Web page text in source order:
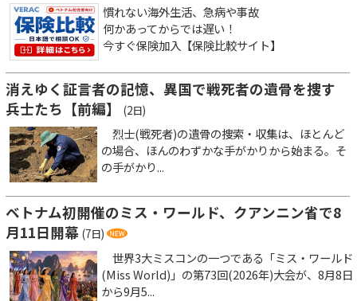
慣れない海外生活、急病や事故
何かあってからでは遅い！
今すぐ保険加入【保険比較サイト】
消えゆく証言者の記憶、異国で戦死者の遺骨を捜す
兵士たち【前編】
(2日)
烈士(戦死者)の遺骨の捜索・収集は、ほとんど
の場合、ほんのわずかな手がかりから始まる。そ
の手がかり...
ベトナム初開催のミス・ワールド、クアンニン省で8
月11日開幕 (7日)
世界3大ミスコンの一つである「ミス・ワールド
(Miss World)」の第73回(2026年)大会が、8月8日
から9月5...